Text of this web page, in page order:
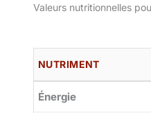
Valeurs nutritionnelles
NUTRIMENT
Énergie